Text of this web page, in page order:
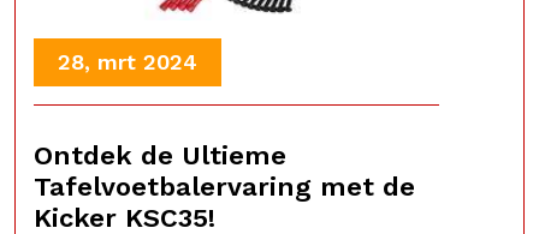
28, mrt 2024
Ontdek de Ultieme
Tafelvoetbalervaring met de
Kicker KSC35!